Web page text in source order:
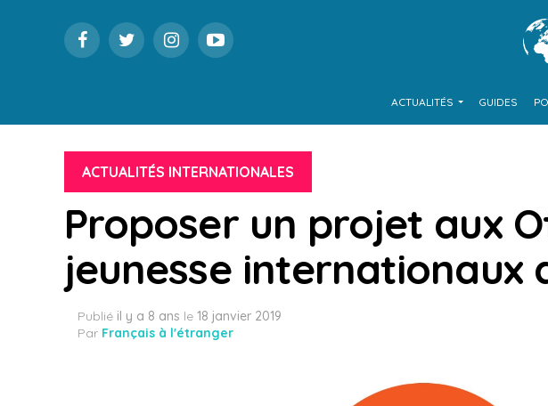
ACTUALITÉS GUIDES
ACTUALITÉS INTERNATIONALES
Proposer un projet aux
jeunesse internationaux
Publié il y a 8 ans le 18 janvier 2019
Par Français à l'étranger